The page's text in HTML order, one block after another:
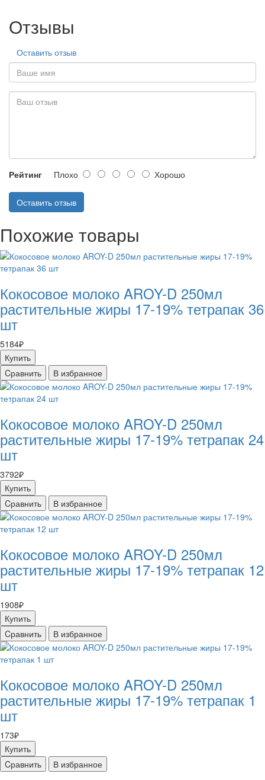
Отзывы
Оставить отзыв
Рейтинг Плохо Хорошо
Оставить отзыв
Похожие товары
Кокосовое молоко AROY-D 250мл
растительные жиры 17-19% тетрапак 36
шт
5184₽
Купить
Cравнить
В избранное
Кокосовое молоко AROY-D 250мл
растительные жиры 17-19% тетрапак 24
шт
3792₽
Купить
Cравнить
В избранное
Кокосовое молоко AROY-D 250мл
растительные жиры 17-19% тетрапак 12
шт
1908₽
Купить
Cравнить
В избранное
Кокосовое молоко AROY-D 250мл
растительные жиры 17-19% тетрапак 1
шт
173₽
Купить
Cравнить
В избранное